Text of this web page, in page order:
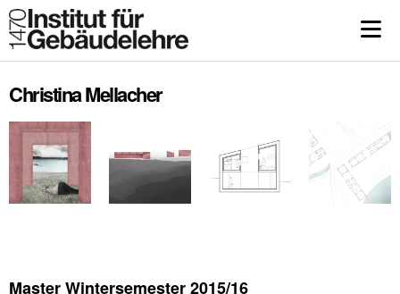
Christina Mellacher
Master Wintersemester 2015/16